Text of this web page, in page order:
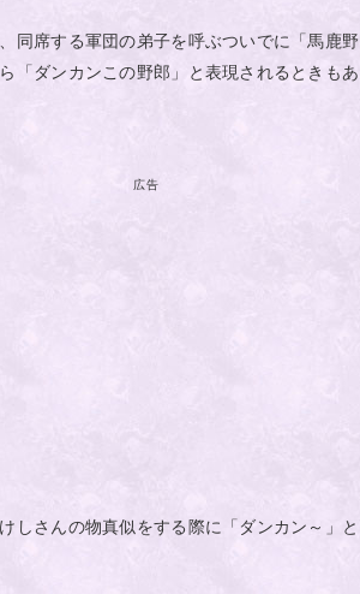
同席する軍団の弟子を呼ぶついでに「馬鹿野
「ダンカンこの野郎」と表現されるときもあ
広告
しさんの物真似をする際に「ダンカン～」と